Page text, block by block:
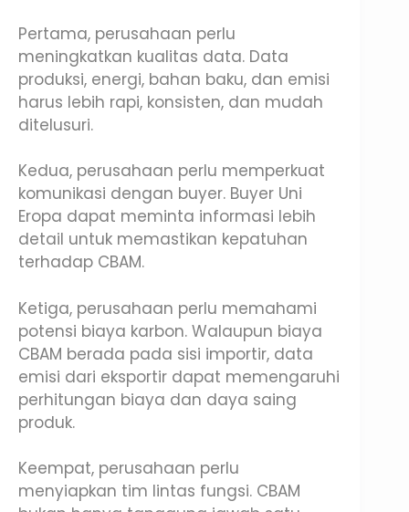
Pertama, perusahaan perlu
meningkatkan kualitas data. Data
produksi, energi, bahan baku, dan emisi
harus lebih rapi, konsisten, dan mudah
ditelusuri.
Kedua, perusahaan perlu memperkuat
komunikasi dengan buyer. Buyer Uni
Eropa dapat meminta informasi lebih
detail untuk memastikan kepatuhan
terhadap CBAM.
Ketiga, perusahaan perlu memahami
potensi biaya karbon. Walaupun biaya
CBAM berada pada sisi importir, data
emisi dari eksportir dapat memengaruhi
perhitungan biaya dan daya saing
produk.
Keempat, perusahaan perlu
menyiapkan tim lintas fungsi. CBAM